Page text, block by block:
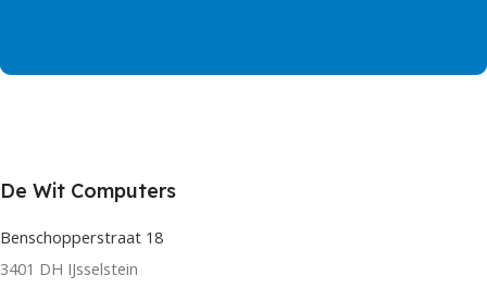
De Wit Computers
Benschopperstraat 18
3401 DH IJsselstein